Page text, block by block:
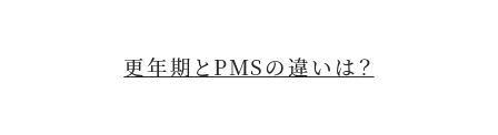
更年期とPMSの違いは？